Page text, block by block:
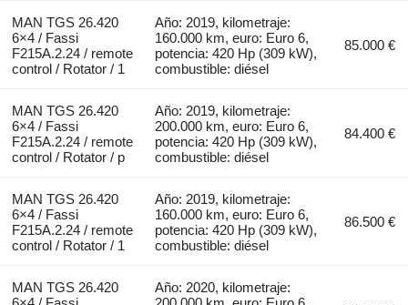
MAN TGS 26.420
6×4 / Fassi
F215A.2.24 / remote
control / Rotator / 1
Año: 2019, kilometraje:
160.000 km, euro: Euro 6,
potencia: 420 Hp (309 kW),
combustible: diésel
85.000 €
MAN TGS 26.420
6×4 / Fassi
F215A.2.24 / remote
control / Rotator / p
Año: 2019, kilometraje:
200.000 km, euro: Euro 6,
potencia: 420 Hp (309 kW),
combustible: diésel
84.400 €
MAN TGS 26.420
6×4 / Fassi
F215A.2.24 / remote
control / Rotator / 1
Año: 2019, kilometraje:
160.000 km, euro: Euro 6,
potencia: 420 Hp (309 kW),
combustible: diésel
86.500 €
MAN TGS 26.420
Año: 2020, kilometraje: